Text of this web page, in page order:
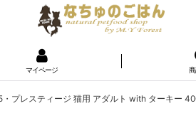
マイページ
・プレスティージ 猫用 アダルト with ターキー